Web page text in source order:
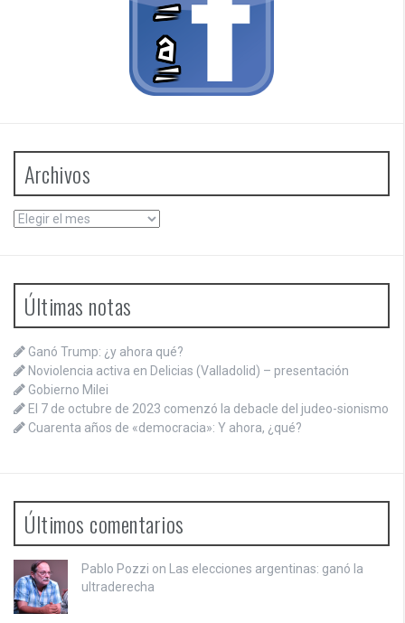
Archivos
Archivos
Últimas notas
Ganó Trump: ¿y ahora qué?
Noviolencia activa en Delicias (Valladolid) – presentación
Gobierno Milei
El 7 de octubre de 2023 comenzó la debacle del judeo-sionismo
Cuarenta años de «democracia»: Y ahora, ¿qué?
Últimos comentarios
Pablo Pozzi on Las elecciones argentinas: ganó la
ultraderecha